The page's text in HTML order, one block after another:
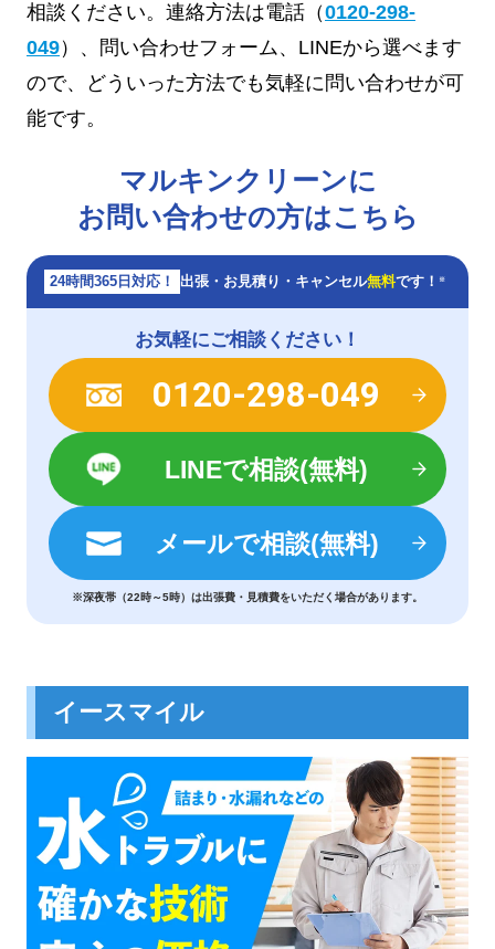
相談ください。連絡方法は電話（0120-298-
049）、問い合わせフォーム、LINEから選べます
ので、どういった方法でも気軽に問い合わせが可
能です。
マルキンクリーンに
お問い合わせの方はこちら
24時間365日対応！ 出張・お見積り・キャンセル無料です！ ※
お気軽にご相談ください！
0120-298-049
LINEで相談(無料)
メールで相談(無料)
※深夜帯（22時～5時）は出張費・見積費をいただく場合があります。
イースマイル